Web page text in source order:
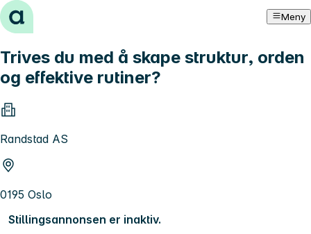
Hopp til innhold Meny
Trives du med å skape struktur, orden
og effektive rutiner?
Randstad AS
0195 Oslo
Stillingsannonsen er inaktiv.